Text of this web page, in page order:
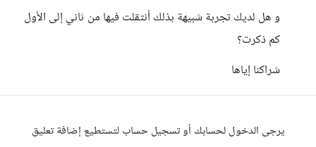
و هل لديك تجربة شبيهة بذلك أنتقلت فيها من ثاني إلى الأول
كم ذكرت؟
شراكنا إياها
يرجى الدخول لحسابك أو تسجيل حساب لتستطيع إضافة تعليق